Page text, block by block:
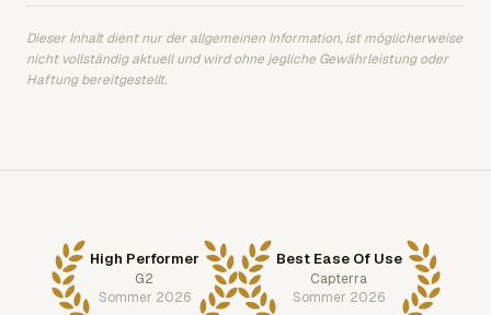
Dieser Inhalt dient nur der allgemeinen Information, ist möglicherweise
nicht vollständig aktuell und wird ohne jegliche Gewährleistung oder
Haftung bereitgestellt.
High Performer
G2
Sommer 2026
Best Ease Of Use
Capterra
Sommer 2026